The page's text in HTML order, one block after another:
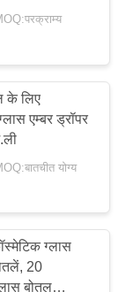
के लिए
एम्बर ड्रॉपर
योग्य
ग्लास
20
बोतल